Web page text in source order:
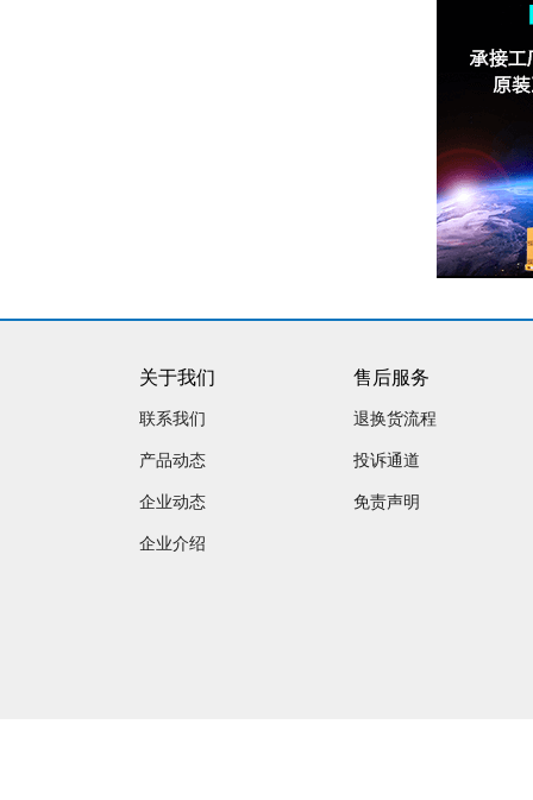
关于我们
联系我们
产品动态
企业动态
企业介绍
售后服务
退换货流程
投诉通道
免责声明